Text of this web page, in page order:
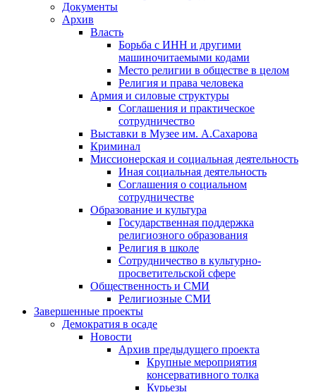
Документы
Архив
Власть
Борьба с ИНН и другими
машиночитаемыми кодами
Место религии в обществе в целом
Религия и права человека
Армия и силовые структуры
Соглашения и практическое
сотрудничество
Выставки в Музее им. А.Сахарова
Криминал
Миссионерская и социальная деятельность
Иная социальная деятельность
Соглашения о социальном
сотрудничестве
Образование и культура
Государственная поддержка
религиозного образования
Религия в школе
Сотрудничество в культурно-
просветительской сфере
Общественность и СМИ
Религиозные СМИ
Завершенные проекты
Демократия в осаде
Новости
Архив предыдущего проекта
Крупные мероприятия
консервативного толка
Курьезы